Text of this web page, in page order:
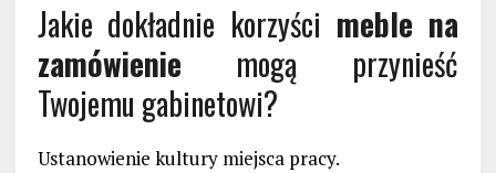
Jakie dokładnie korzyści meble na
zamówienie mogą przynieść
Twojemu gabinetowi?
Ustanowienie kultury miejsca pracy.